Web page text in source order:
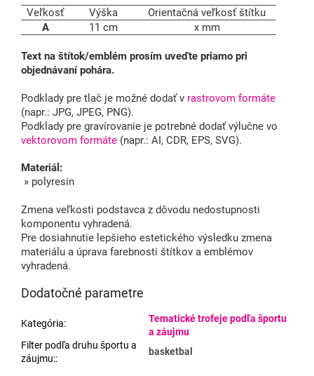
Veľkosť Výška
Orientačná veľkosť štítku
A
11 cm x mm
Text na štítok/emblém prosím uveďte priamo pri
objednávaní pohára.
Podklady pre tlač je možné dodať v rastrovom formáte
(napr.: JPG, JPEG, PNG).
Podklady pre gravírovanie je potrebné dodať výlučne vo
vektorovom formáte (napr.: AI, CDR, EPS, SVG).
Materiál:
» polyresin
Zmena veľkosti podstavca z dôvodu nedostupnosti
komponentu vyhradená.
Pre dosiahnutie lepšieho estetického výsledku zmena
materiálu a úprava farebnosti štítkov a emblémov
vyhradená.
Dodatočné parametre
Kategória:
Tematické trofeje podľa športu
a záujmu
Filter podľa druhu športu a
záujmu::
basketbal